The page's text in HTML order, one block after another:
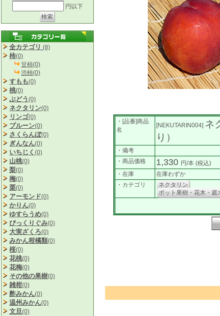
円以下
全カテゴリ (8)
柿(0)
甘柿(0)
渋柿(0)
すもも(0)
桃(0)
ぶどう (0)
ネクタリン(0)
リンゴ(0)
プルーン(0)
さくらんぼ(0)
ぎんなん(0)
いちじく (0)
山桃(0)
梨(0)
梅(0)
栗(0)
アーモンド(0)
かりん(0)
ゆすらうめ(0)
びっくりぐみ(0)
大実ざくろ(0)
みかん柑橘類(0)
桜(0)
花桃(0)
花梅(0)
その他の果樹(0)
雑柑(0)
酢みかん(0)
温州みかん(0)
文旦(0)
・[品番]商品
名
[NEKUTARIN004] ネ
り）
・備考
・商品価格
1,330 円/本 (税込)
・在庫
在庫わずか
・カテゴリ
ネクタリン
ポット果樹・花木・庭